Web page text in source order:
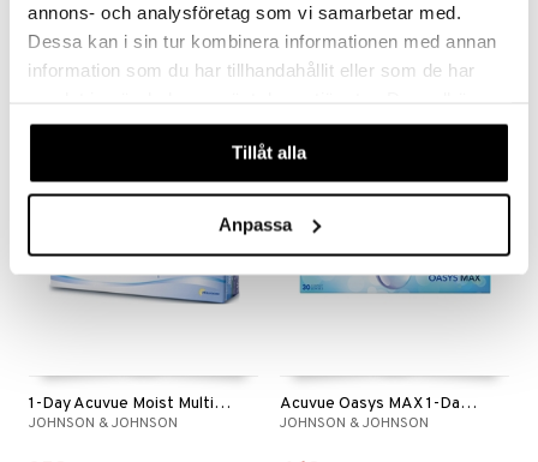
annons- och analysföretag som vi samarbetar med.
Dessa kan i sin tur kombinera informationen med annan
information som du har tillhandahållit eller som de har
våra cookies vid fortsatt användande av vår webbplats.
Tillåt alla
Anpassa
ALCON
699 kr
COOPER VISION
349 kr
1-Day Acuvue Moist Multifocal 30p
JOHNSON & JOHNSON
Acuvue Oasys MAX 1-Day Multifocal 30p
JOHNSON & JOHNSON